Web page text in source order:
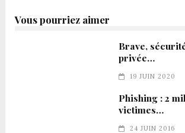
Vous pourriez aimer
Brave,
privée…
19 JUIN 2020
Phishing : 2
victimes…
24 JUIN 2016